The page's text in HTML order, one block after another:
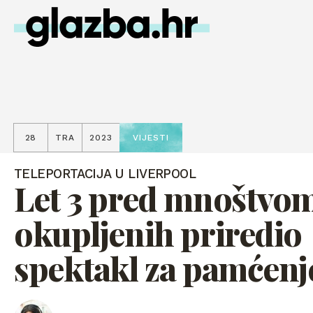
28 TRA 2023 VIJESTI
TELEPORTACIJA U LIVERPOOL
Let 3 pred
okupljenih priredio
spektakl za